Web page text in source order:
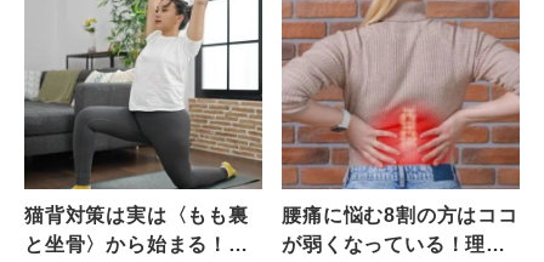
猫背対策は実は〈もも裏
と坐骨〉から始まる！大
腰痛に悩む8割の方はココ
が弱くなっている！理学